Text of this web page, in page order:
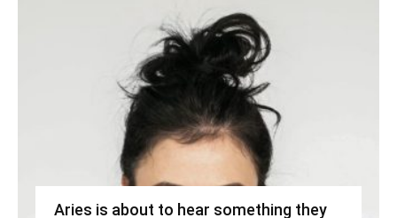
Aries is about to hear something they